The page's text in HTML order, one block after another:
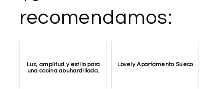
recomendamos:
Luz, amplitud y estilo para
una cocina abuhardillada.
Lovely Apartamento Sueco